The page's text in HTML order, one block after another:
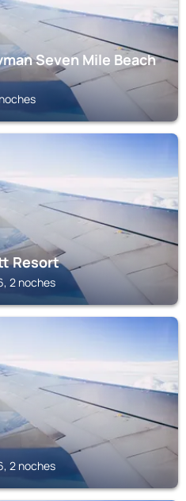
Seven Mile Beach
Resort
2 noches
2 noches